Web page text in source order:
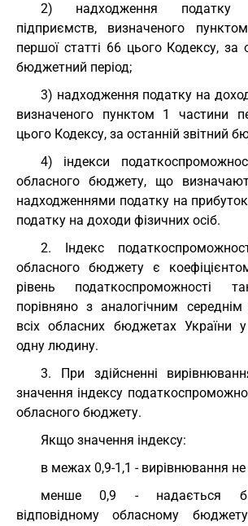
2) надходження податку
підприємств, визначеного
першої статті 66 цього Кодексу, за
бюджетний період;
3) надходження податку на
визначеного пунктом 1 частини
цього Кодексу, за останній звітний
4) індекси
обласного бюджету, що
надходженнями податку на
податку на доходи фізичних осіб.
2. Індекс
обласного бюджету є
рівень податкоспроможності
порівняно з аналогічним
всіх обласних бюджетах України
одну людину.
3. При здійсненні
значення індексу
обласного бюджету.
Якщо значення індексу:
в межах 0,9-1,1 - вирівнювання
менше 0,9 - надається
відповідному обласному